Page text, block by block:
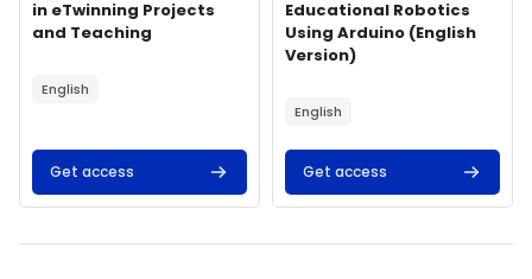
in eTwinning Projects
and Teaching
English
Get access
Educational Robotics
Using Arduino (English
Version)
English
Get access